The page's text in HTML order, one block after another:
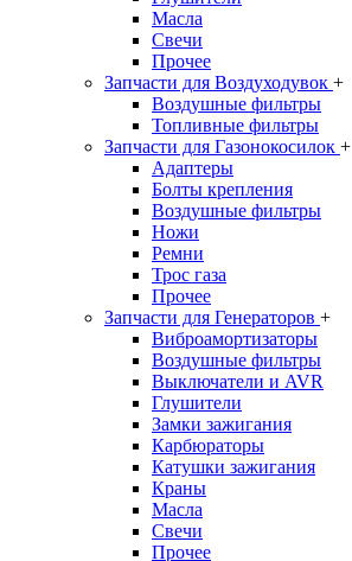
Масла
Свечи
Прочее
Запчасти для Воздуходувок +
Воздушные фильтры
Топливные фильтры
Запчасти для Газонокосилок +
Адаптеры
Болты крепления
Воздушные фильтры
Ножи
Ремни
Трос газа
Прочее
Запчасти для Генераторов +
Виброамортизаторы
Воздушные фильтры
Выключатели и AVR
Глушители
Замки зажигания
Карбюраторы
Катушки зажигания
Краны
Масла
Свечи
Прочее